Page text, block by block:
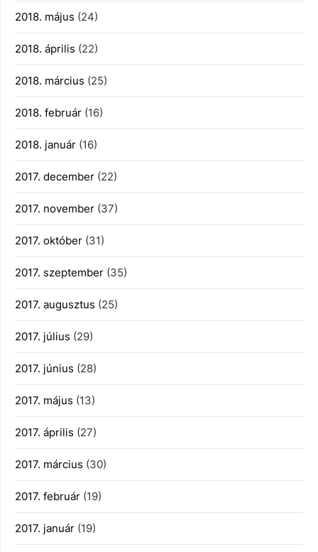
2018. május (24)
2018. április (22)
2018. március (25)
2018. február (16)
2018. január (16)
2017. december (22)
2017. november (37)
2017. október (31)
2017. szeptember (35)
2017. augusztus (25)
2017. július (29)
2017. június (28)
2017. május (13)
2017. április (27)
2017. március (30)
2017. február (19)
2017. január (19)